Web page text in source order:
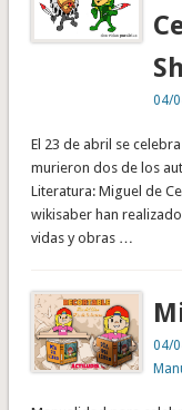
04/
El 23 de abril se
murieron dos de los
Literatura: Miguel de
wikisaber han
vidas y obras …
04/